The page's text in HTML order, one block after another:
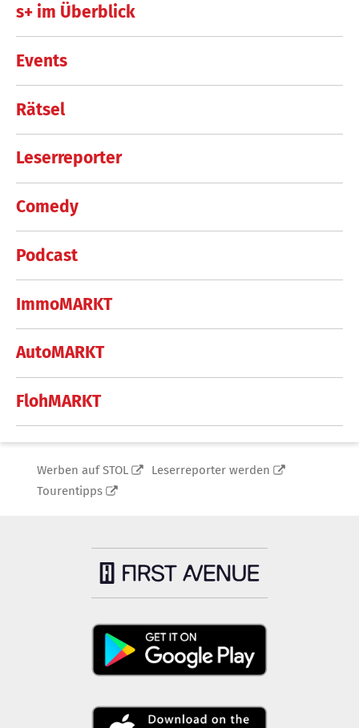
s+ im Überblick
Events
Rätsel
Leserreporter
Comedy
Podcast
ImmoMARKT
AutoMARKT
FlohMARKT
Werben auf STOL
Leserreporter werden
Tourentipps